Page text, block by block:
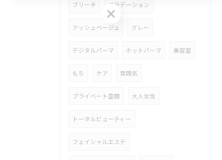
ブリーチ グラデーション
アッシュベージュ グレー
デジタルパーマ ホットパーマ 美容室
もち ケア 雰囲気
プライベート空間 大人女性
トータルビューティー
フェイシャルエステ
ご予約はこちら